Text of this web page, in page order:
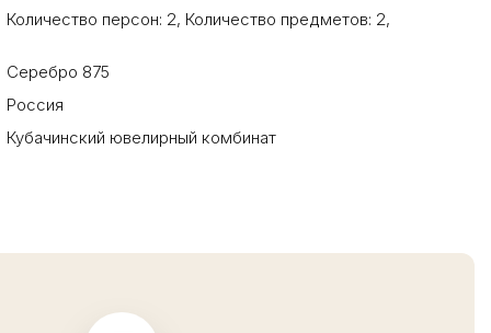
Количество персон: 2, Количество предметов: 2,
Серебро 875
Россия
Кубачинский ювелирный комбинат